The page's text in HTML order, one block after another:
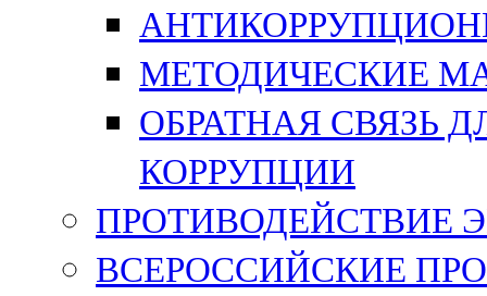
МЕТОДИЧЕСКИЕ
ОБРАТНАЯ СВЯЗЬ
КОРРУПЦИИ
ПРОТИВОДЕЙСТВИЕ
ВСЕРОССИЙСКИЕ